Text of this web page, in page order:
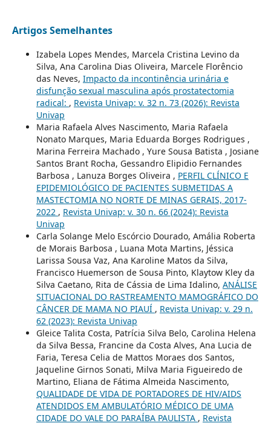
Artigos Semelhantes
Izabela Lopes Mendes, Marcela Cristina Levino da
Silva, Ana Carolina Dias Oliveira, Marcele Florêncio
das Neves, Impacto da incontinência urinária e
disfunção sexual masculina após prostatectomia
radical: , Revista Univap: v. 32 n. 73 (2026): Revista
Univap
Maria Rafaela Alves Nascimento, Maria Rafaela
Nonato Marques, Maria Eduarda Borges Rodrigues ,
Marina Ferreira Machado , Yure Sousa Batista , Josiane
Santos Brant Rocha, Gessandro Elipidio Fernandes
Barbosa , Lanuza Borges Oliveira , PERFIL CLÍNICO E
EPIDEMIOLÓGICO DE PACIENTES SUBMETIDAS A
MASTECTOMIA NO NORTE DE MINAS GERAIS, 2017-
2022 , Revista Univap: v. 30 n. 66 (2024): Revista
Univap
Carla Solange Melo Escórcio Dourado, Amália Roberta
de Morais Barbosa , Luana Mota Martins, Jéssica
Larissa Sousa Vaz, Ana Karoline Matos da Silva,
Francisco Huemerson de Sousa Pinto, Klaytow Kley da
Silva Caetano, Rita de Cássia de Lima Idalino, ANÁLISE
SITUACIONAL DO RASTREAMENTO MAMOGRÁFICO DO
CÂNCER DE MAMA NO PIAUÍ , Revista Univap: v. 29 n.
62 (2023): Revista Univap
Gleice Talita Costa, Patrícia Silva Belo, Carolina Helena
da Silva Bessa, Francine da Costa Alves, Ana Lucia de
Faria, Teresa Celia de Mattos Moraes dos Santos,
Jaqueline Girnos Sonati, Milva Maria Figueiredo de
Martino, Eliana de Fátima Almeida Nascimento,
QUALIDADE DE VIDA DE PORTADORES DE HIV/AIDS
ATENDIDOS EM AMBULATÓRIO MÉDICO DE UMA
CIDADE DO VALE DO PARAÍBA PAULISTA , Revista